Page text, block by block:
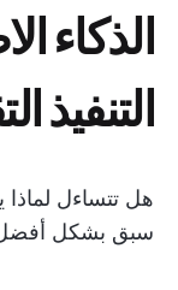
الذكاء
التنفيذ
هل تتساءل لماذا
سبق بشكل